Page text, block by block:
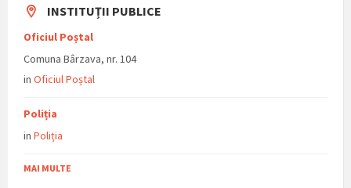
INSTITUȚII PUBLICE
Oficiul Poștal
Comuna Bârzava, nr. 104
in Oficiul Poștal
Poliția
in Poliția
MAI MULTE